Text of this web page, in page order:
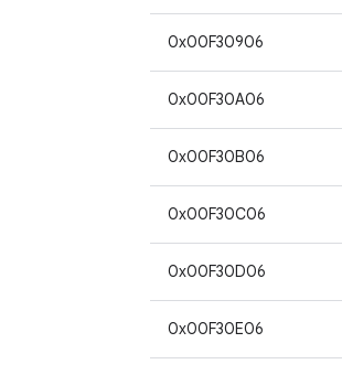
0x00F30906
0x00F30A06
0x00F30B06
0x00F30C06
0x00F30D06
0x00F30E06